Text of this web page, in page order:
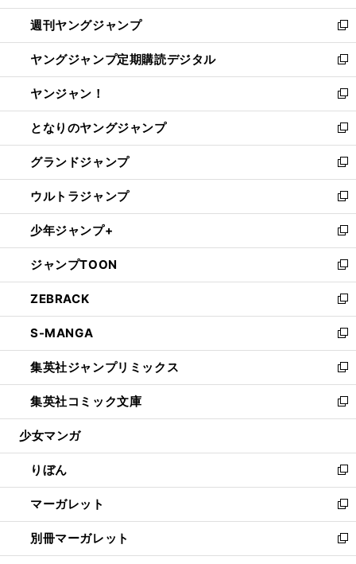
開
く
ウ
で
開
く
ン
ド
ウ
で
開
く
ウ
ィ
ン
ド
ウ
で
開
く
週刊ヤングジャンプ
新
し
い
ウ
ィ
ン
ド
ウ
で
開
く
ヤングジャンプ定期購読デジタル
新
し
い
ウ
ィ
ン
ド
ウ
で
開
く
ヤンジャン！
新
し
い
ウ
ィ
ン
ド
ウ
で
開
く
となりのヤングジャンプ
新
し
い
ウ
ィ
ン
ド
ウ
で
開
く
グランドジャンプ
新
し
い
ウ
ィ
ン
ド
ウ
で
開
く
ウルトラジャンプ
新
し
い
ウ
ィ
ン
ド
ウ
で
開
く
少年ジャンプ+
新
し
い
ウ
ィ
ン
ド
ウ
で
開
く
ジャンプTOON
新
し
い
ウ
ィ
ン
ド
ウ
で
開
ZEBRACK
新
し
い
ウ
ィ
ン
ド
ウ
開
く
S-MANGA
新
し
い
ウ
ィ
ン
ウ
で
開
く
集英社ジャンプリミックス
新
し
い
ウ
ン
ド
ウ
で
開
く
集英社コミック文庫
新
し
ウ
ィ
ン
ド
ウ
で
開
少女マンガ
りぼん
新
し
い
ウ
ィ
ン
マーガレット
新
し
い
ウ
別冊マーガレット
新
し